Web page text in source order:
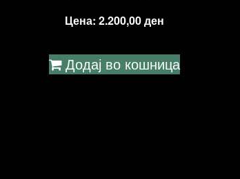
Цена: 2.200,00ден
Додај во кошница